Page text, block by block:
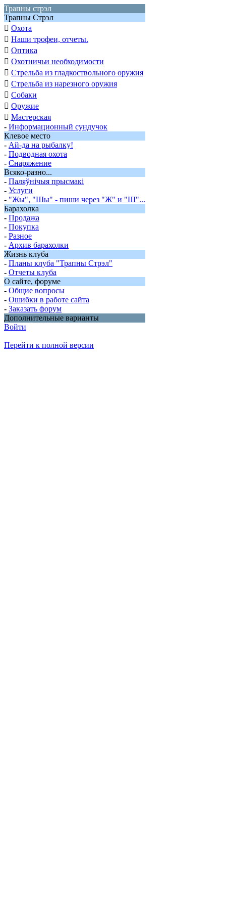
Трапны стрэл
Трапны Стрэл
 Охота
 Наши трофеи, отчеты.
 Оптика
 Охотничьи необходимости
 Стрельба из гладкоствольного оружия
 Стрельба из нарезного оружия
 Собаки
 Оружие
 Мастерская
- Информационный сундучок
Клевое место
- Ай-да на рыбалку!
- Подводная охота
- Снаряжение
Всяко-разно...
- Паляўнiчыя прысмакi
- Услуги
- "Жы", "Шы" - пиши через "Ж" и "Ш"...
Барахолка
- Продажа
- Покупка
- Разное
- Архив барахолки
Жизнь клуба
- Планы клуба "Трапны Стрэл"
- Отчеты клуба
О сайте, форуме
- Общие вопросы
- Ошибки в работе сайта
- Заказать форум
Дополнительные варианты
Войти
Перейти к полной версии